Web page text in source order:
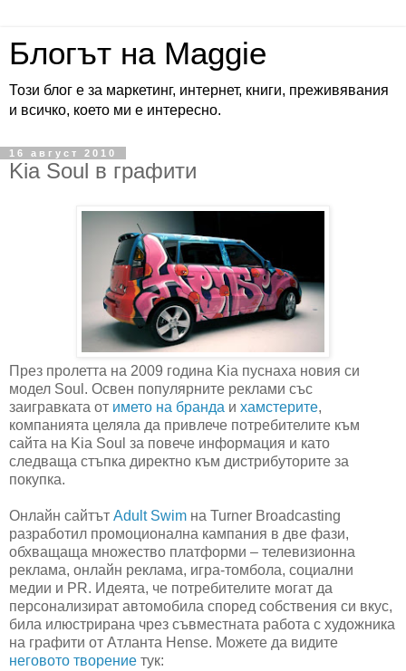
Блогът на Maggie
Този блог е за маркетинг, интернет, книги, преживявания
и всичко, което ми е интересно.
16 август 2010
Kia Soul в графити
През пролетта на 2009 година Kia пуснаха новия си
модел Soul. Освен популярните реклами със
заигравката от името на бранда и хамстерите,
компанията целяла да привлече потребителите към
сайта на Kia Soul за повече информация и като
следваща стъпка директно към дистрибуторите за
покупка.
Онлайн сайтът Adult Swim на Turner Broadcasting
разработил промоционална кампания в две фази,
обхващаща множество платформи – телевизионна
реклама, онлайн реклама, игра-томбола, социални
медии и PR. Идеята, че потребителите могат да
персонализират автомобила според собствения си вкус,
била илюстрирана чрез съвместната работа с художника
на графити от Атланта Hense. Можете да видите
неговото творение тук: